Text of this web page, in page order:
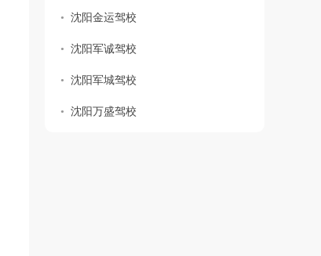
沈阳金运驾校
沈阳军诚驾校
沈阳军城驾校
沈阳万盛驾校